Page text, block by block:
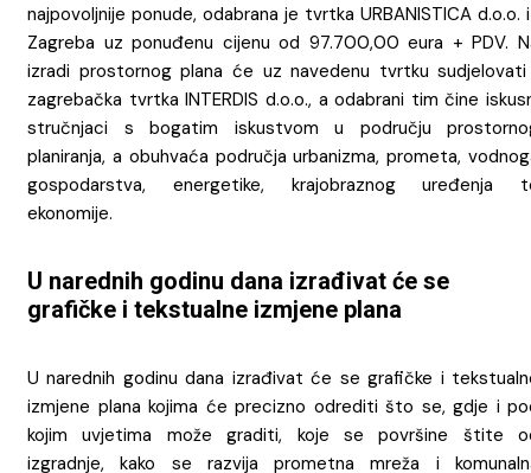
najpovoljnije ponude, odabrana je tvrtka URBANISTICA d.o.o.
Zagreba uz ponuđenu cijenu od 97.700,00 eura + PDV.
izradi prostornog plana će uz navedenu tvrtku
zagrebačka tvrtka INTERDIS d.o.o., a odabrani tim čine
stručnjaci s bogatim iskustvom u području
planiranja, a obuhvaća područja urbanizma, prometa,
gospodarstva, energetike, krajobraznog uređenja
ekonomije.
U narednih godinu dana izrađivat će se
grafičke i tekstualne izmjene plana
U narednih godinu dana izrađivat će se grafičke i
izmjene plana kojima će precizno odrediti što se, gdje i
kojim uvjetima može graditi, koje se površine štite
izgradnje, kako se razvija prometna mreža i